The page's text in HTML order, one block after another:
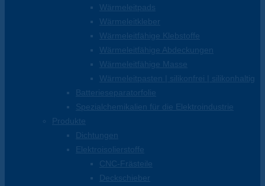
Wärmeleitpads
Wärmeleitkleber
Wärmeleitfähige Klebstoffe
Wärmeleitfähige Abdeckungen
Wärmeleitfähige Masse
Wärmeleitpasten | silikonfrei | silikonhaltig
Batterieseparatorfolie
Spezialchemikalien für die Elektroindustrie
Produkte
Dichtungen
Elektroisolierstoffe
CNC-Frästeile
Deckschieber